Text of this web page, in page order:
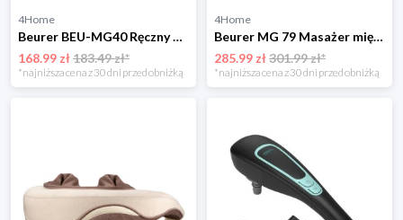
4Home
Beurer BEU-MG40 Ręczny masażer na podczerwień
168.99 zł183.49 zł*
*najniższa cena z 30 dni przed obniżką
4Home
Beurer MG 79 Masażer mięśni
285.99 zł301.99 zł*
*najniższa cena z 30 dni przed obniżką